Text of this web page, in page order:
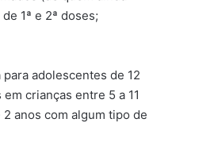
1ª e 2ª doses;
adolescentes de 12
crianças entre 5 a 11
anos com algum tipo de